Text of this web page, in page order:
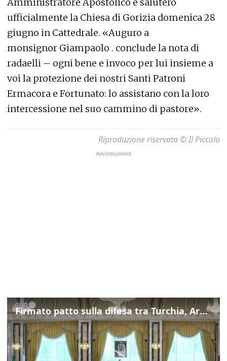
ufficialmente la Chiesa di Gorizia domenica 28
giugno in Cattedrale. «Auguro a
monsignor Giampaolo . conclude la nota di
radaelli – ogni bene e invoco per lui insieme a
voi la protezione dei nostri Santi Patroni
Ermacora e Fortunato: lo assistano con la loro
intercessione nel suo cammino di pastore».
Riproduzione riservata © Il Piccolo
Firmato patto sulla difesa tra Turchia, Arabia Saudita e Pakistan